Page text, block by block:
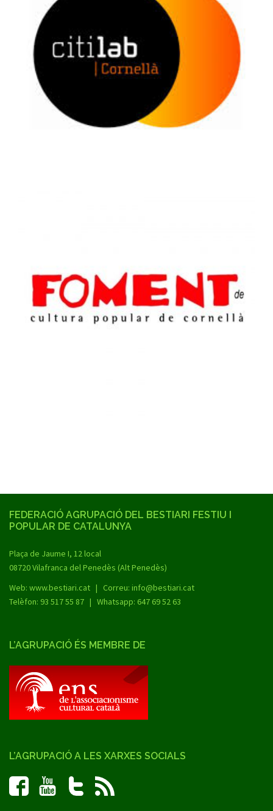
FEDERACIÓ AGRUPACIÓ DEL BESTIARI FESTIU I
POPULAR DE CATALUNYA
Plaça de Jaume I, 12 local
08720 Vilafranca del Penedès (Alt Penedès)
Web: www.bestiari.cat | Correu: info@bestiari.cat
Telèfon: 93 517 55 87 | Whatsapp: 647 69 52 63
L’AGRUPACIÓ ÉS MEMBRE DE
L’AGRUPACIÓ A LES XARXES SOCIALS